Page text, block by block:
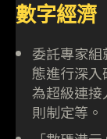
數字經濟
委託專家
態進行深
為超級連
則制定等。